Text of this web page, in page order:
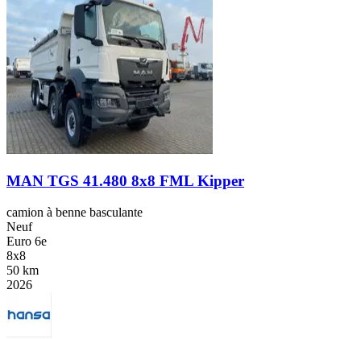
MAN TGS 41.480 8x8 FML Kipper
camion à benne basculante
Neuf
Euro 6e
8x8
50 km
2026